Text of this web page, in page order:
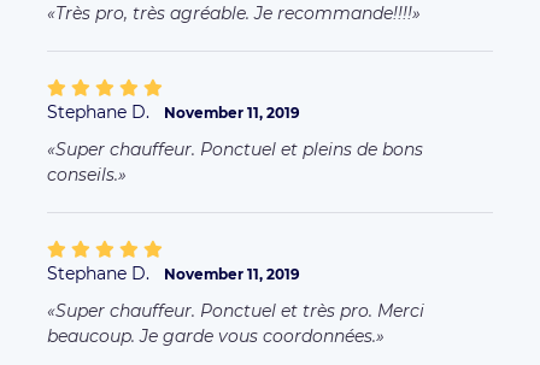
Très pro, très agréable. Je recommande!!!!
Stephane D. November 11, 2019
Super chauffeur. Ponctuel et pleins de bons
conseils.
Stephane D. November 11, 2019
Super chauffeur. Ponctuel et très pro. Merci
beaucoup. Je garde vous coordonnées.